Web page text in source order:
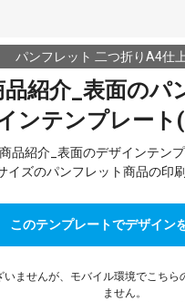
パンフレット 二つ折りA4仕
品紹介_表面のパ
ンテンプレート
品紹介_表面のデザインテン
イズのパンフレット商品の印
このテンプレートでデザイン
いませんが、モバイル環境でこちら
ません。